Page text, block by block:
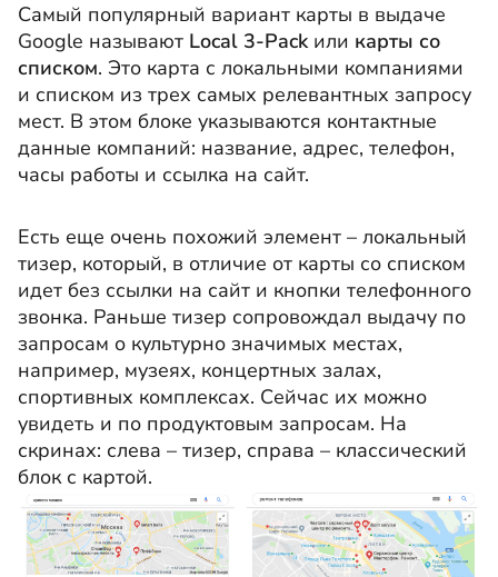
Cамый популярный вариант карты в выдаче
Google называют Local 3-Packили карты со
списком. Это карта с локальными компаниями
и списком из трех самых релевантных запросу
мест. В этом блоке указываются контактные
данные компаний: название, адрес, телефон,
часы работы и ссылка на сайт.
Есть еще очень похожий элемент – локальный
тизер, который, в отличие от карты со списком
идет без ссылки на сайт и кнопки телефонного
звонка. Раньше тизер сопровождал выдачу по
запросам о культурно значимых местах,
например, музеях, концертных залах,
спортивных комплексах. Сейчас их можно
увидеть и по продуктовым запросам. На
скринах: слева – тизер, справа – классический
блок с картой.